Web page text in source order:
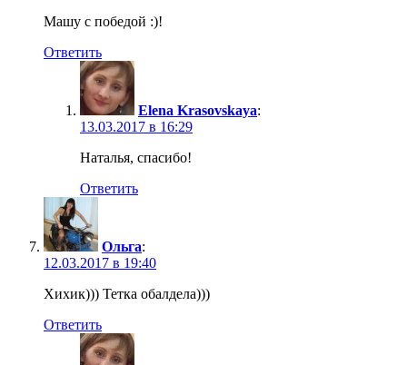
Машу с победой :)!
Ответить
Elena Krasovskaya:
13.03.2017 в 16:29
Наталья, спасибо!
Ответить
Ольга:
12.03.2017 в 19:40
Хихик))) Тетка обалдела)))
Ответить